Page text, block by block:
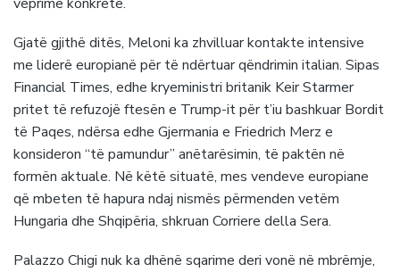
Gjatë gjithë ditës, Meloni ka zhvilluar kontakte intensive
me liderë europianë për të ndërtuar qëndrimin italian. Sipas
Financial Times, edhe kryeministri britanik Keir Starmer
pritet të refuzojë ftesën e Trump-it për t’iu bashkuar Bordit
të Paqes, ndërsa edhe Gjermania e Friedrich Merz e
konsideron “të pamundur” anëtarësimin, të paktën në
formën aktuale. Në këtë situatë, mes vendeve europiane
që mbeten të hapura ndaj nismës përmenden vetëm
Hungaria dhe Shqipëria, shkruan Corriere della Sera.
Palazzo Chigi nuk ka dhënë sqarime deri vonë në mbrëmje,